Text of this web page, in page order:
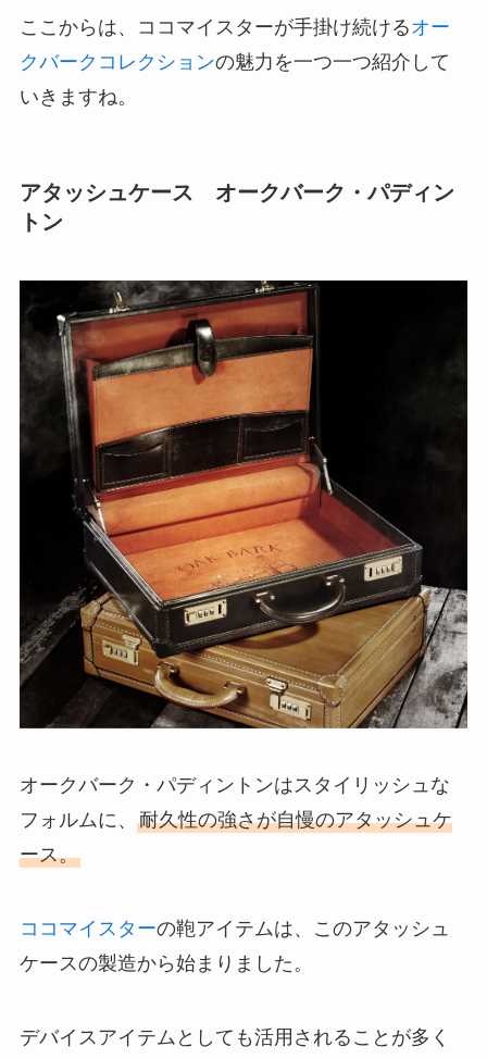
ここからは、ココマイスターが手掛け続けるオー
クバークコレクションの魅力を一つ一つ紹介して
いきますね。
アタッシュケース オークバーク・パディン
トン
オークバーク・パディントンはスタイリッシュな
フォルムに、 耐久性の強さが自慢のアタッシュケ
ース。
ココマイスターの鞄アイテムは、このアタッシュ
ケースの製造から始まりました。
デバイスアイテムとしても活用されることが多く